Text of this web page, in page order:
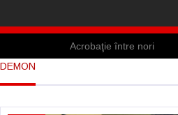
Acrobaţie între nori
DEMON